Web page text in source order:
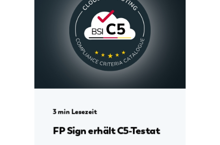
3 min Lesezeit
FP Sign erhält C5-Testat